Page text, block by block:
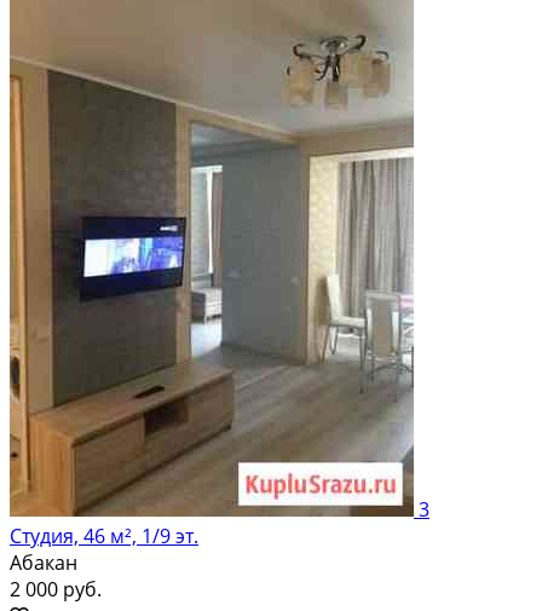
3
Студия, 46 м², 1/9 эт.
Абакан
2 000 руб.